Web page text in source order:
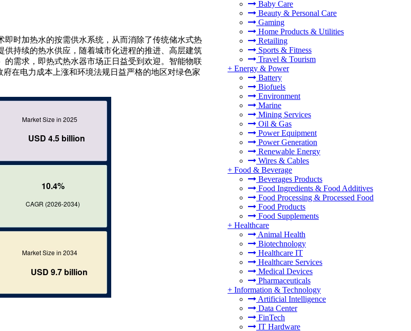
Baby Care
Beauty & Personal Care
Gaming
Home Products & Utilities
Retailing
Sports & Fitness
Travel & Tourism
+ Energy & Power
Battery
Biofuels
Environment
Marine
Mining Services
Oil & Gas
Power Equipment
Power Generation
Renewable Energy
Wires & Cables
+ Food & Beverage
Beverages Products
Food Ingredients & Food Additives
Food Processing & Processed Food
Food Products
Food Supplements
+ Healthcare
Animal Health
Biotechnology
Healthcare IT
Healthcare Services
Medical Devices
Pharmaceuticals
+ Information & Technology
Artificial Intelligence
Data Center
FinTech
IT Hardware
时加热水的按需供水系统，从而消除了传统储水式热
持续的热水供应，随着城市化进程的推进、高层建筑
需求，即热式热水器市场正日益受到欢迎。智能物联
在电力成本上涨和环境法规日益严格的地区对绿色家